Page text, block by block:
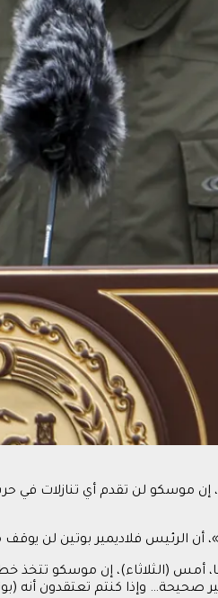
إن موسكو لن تقدم أي تنازلات في
أن الرئيس فلاديمير بوتين لن يوقف
أمس (الثلاثاء)، إن موسكو
وإذا كنتم تعتقدون أنه